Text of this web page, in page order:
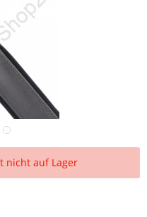
nicht auf Lager